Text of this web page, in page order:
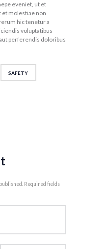
eveniet, ut et
et molestiae non
hic tenetur a
voluptatibus
perferendis doloribus
SAFETY
Required fields